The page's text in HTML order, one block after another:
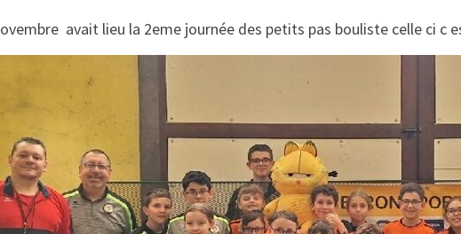
avait lieu la 2eme journée des petits pas bouliste celle ci c